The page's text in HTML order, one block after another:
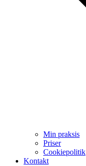
Min praksis
Priser
Cookiepolitik
Kontakt